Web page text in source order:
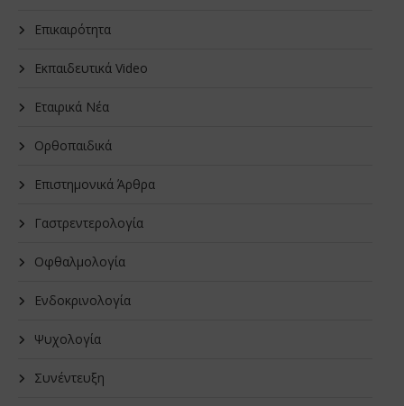
Επικαιρότητα
Εκπαιδευτικά Video
Εταιρικά Νέα
Oρθοπαιδικά
Επιστημονικά Άρθρα
Γαστρεντερολογία
Οφθαλμολογία
Ενδοκρινολογία
Ψυχολογία
Συνέντευξη